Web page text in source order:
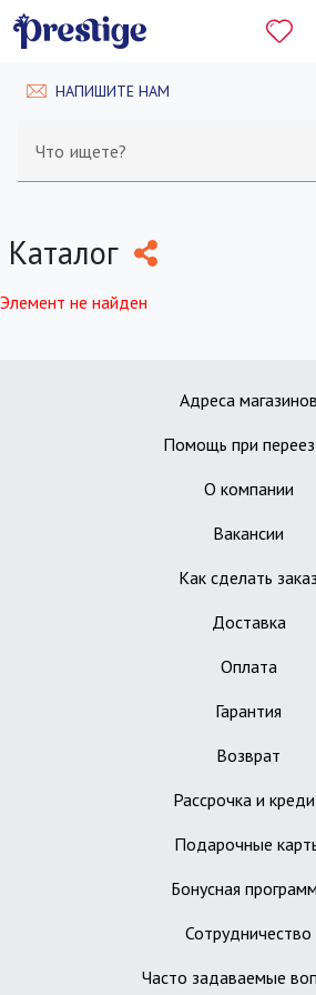
НАПИШИТЕ НАМ
Что ищете?
Каталог
Элемент не найден
Адреса магазинов
Помощь при
О компании
Вакансии
Как сделать заказ
Доставка
Оплата
Гарантия
Возврат
Рассрочка и
Подарочные
Бонусная
Сотрудничество
Часто задаваемые